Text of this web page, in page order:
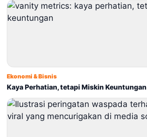
Ekonomi & Bisnis
Kaya Perhatian, tetapi Miskin Keuntungan